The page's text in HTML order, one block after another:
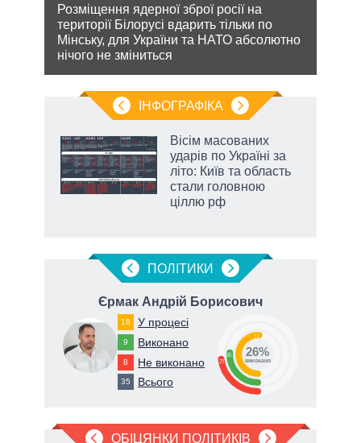
Розміщення ядерної зброї росії на
території Білорусі вдарить тільки по
Мінську, для України та НАТО абсолютно
нічого не зміниться
ІНФОГРАФІКА
Вісім масованих
ударів по Україні за
літо: Київ та область
стали головною
ціллю рф
ПОЛIТИКИ
Єрмак Андрій Борисович
18 У процесі
9 Виконано
8 Не виконано
35 Всього
23
26
51
26%
виконано
ОБІЦЯНКИ ПОЛІТИКІВ